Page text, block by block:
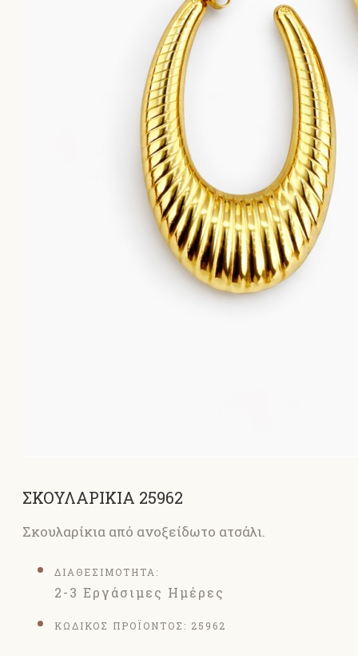
ΣΚΟΥΛΑΡΙΚΙΑ 25962
Σκουλαρίκια από ανοξείδωτο ατσάλι.
ΔΙΑΘΕΣΙΜΟΤΗΤΑ:
2-3 Εργάσιμες Ημέρες
ΚΩΔΙΚΟΣ ΠΡΟΪΟΝΤΟΣ: 25962